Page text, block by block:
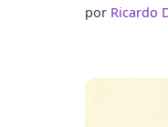
por Ricardo